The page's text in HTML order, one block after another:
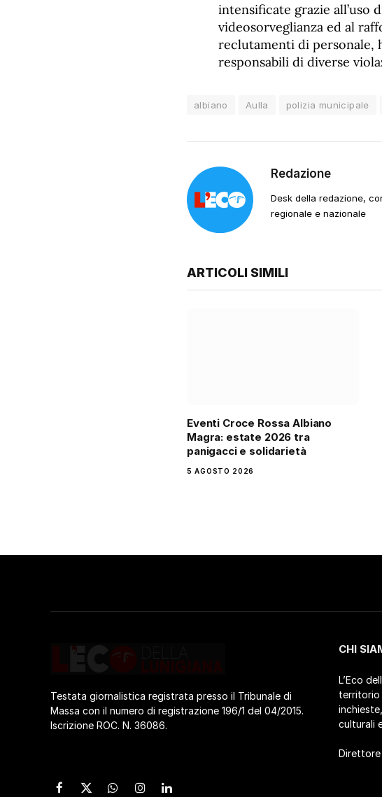
intensificate grazie
videosorveglianza ed al
reclutamenti di personale,
responsabili di diverse
albiano Aulla polizia municipale
Redazione
Desk della redazione,
regionale e nazionale
ARTICOLI SIMILI
Eventi Croce Rossa Albiano
Magra: estate 2026 tra
panigacci e solidarietà
5 AGOSTO 2026
Testata giornalistica registrata presso il Tribunale di
Massa con il numero di registrazione 196/1 del 04/2015.
Iscrizione ROC. N. 36086.
CHI
L’Eco
territorio
culturali
Direttore